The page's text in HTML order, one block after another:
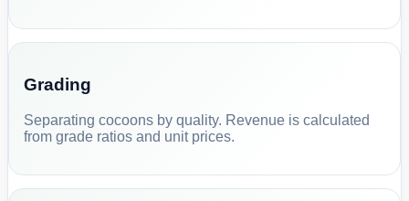
Grading
Separating cocoons by quality. Revenue is calculated
from grade ratios and unit prices.